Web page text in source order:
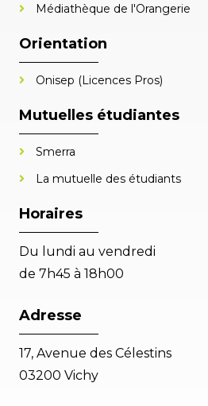
Médiathèque de l'Orangerie
Orientation
Onisep (Licences Pros)
Mutuelles étudiantes
Smerra
La mutuelle des étudiants
Horaires
Du lundi au vendredi
de 7h45 à 18h00
Adresse
17, Avenue des Célestins
03200 Vichy